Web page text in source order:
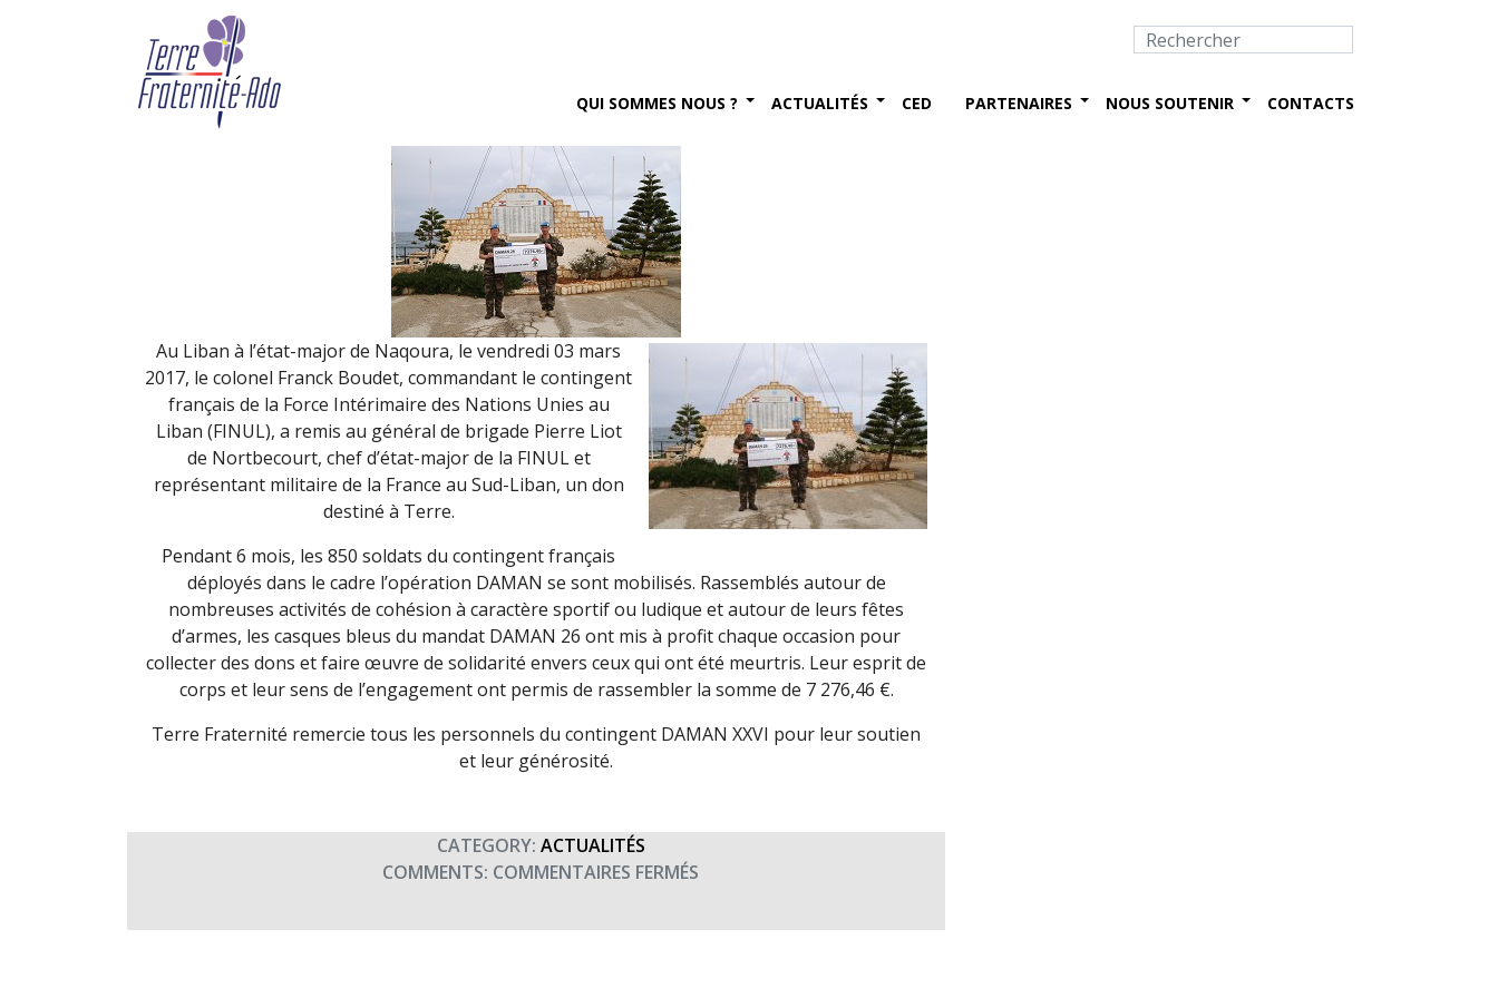
QUI SOMMES NOUS ? ACTUALITÉS CED PARTENAIRES NOUS SOUTENIR CONTACTS
Don DAMAN XXVI (mars 2017)
By Terre Fraternité,
Au Liban à l’état-major de Naqoura, le vendredi 03 mars
2017, le colonel Franck Boudet, commandant le contingent
français de la Force Intérimaire des Nations Unies au
Liban (FINUL), a remis au général de brigade Pierre Liot
de Nortbecourt, chef d’état-major de la FINUL et
représentant militaire de la France au Sud-Liban, un don
destiné à Terre.
Pendant 6 mois, les 850 soldats du contingent français
déployés dans le cadre l’opération DAMAN se sont mobilisés. Rassemblés autour de
nombreuses activités de cohésion à caractère sportif ou ludique et autour de leurs fêtes
d’armes, les casques bleus du mandat DAMAN 26 ont mis à profit chaque occasion pour
collecter des dons et faire œuvre de solidarité envers ceux qui ont été meurtris. Leur esprit de
corps et leur sens de l’engagement ont permis de rassembler la somme de 7 276,46 €.
Terre Fraternité remercie tous les personnels du contingent DAMAN XXVI pour leur soutien
et leur générosité.
CATEGORY: ACTUALITÉS
COMMENTS: COMMENTAIRES FERMÉS
DAMAN